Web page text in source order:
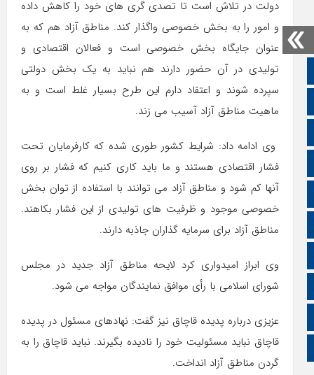
صفحه نخست
تالار گفتمان
اطلاعات سایت
زبان انگلیسی
زبان عربی
دولت در تلاش است تا تصدی گری های خود را کاهش داده
و امور را به بخش خصوصی واگذار کند. مناطق آزاد هم که به
عنوان جایگاه بخش خصوصی است و فعالان اقتصادی و
تولیدی در آن حضور دارند هم نباید به یک بخش دولتی
سپرده شوند و اعتقاد دارم این طرح بسیار غلط است و به
ماهیت مناطق آزاد آسیب می زند.
وی ادامه داد: شرایط کشور طوری شده که کارفرمایان تحت
فشار اقتصادی هستند و ما باید کاری کنیم که فشار بر روی
آنها کم شود و مناطق آزاد می توانند با استفاده از توان بخش
خصوصی موجود و ظرفیت های تولیدی از این فشار بکاهند.
مناطق آزاد برای سرمایه گذاران جاذبه دارند.
وی ابراز امیدواری کرد لایحه مناطق آزاد جدید در مجلس
شورای اسلامی با رأی موافق نمایندگان مواجه می شود.
عزیزی درباره پدیده قاچاق نیز گفت: نهادهای مسئول در پدیده
قاچاق نباید مسئولیت خود را نادیده بگیرند. نباید قاچاق را به
گردن مناطق آزاد انداخت.